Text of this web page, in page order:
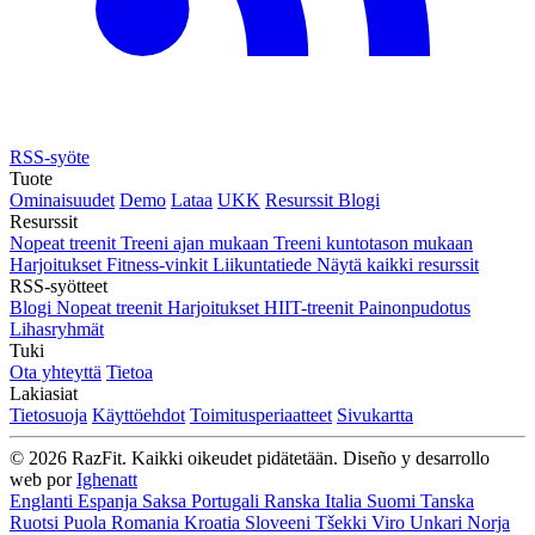
RSS-syöte
Tuote
Ominaisuudet Demo Lataa UKK Resurssit Blogi
Resurssit
Nopeat treenit Treeni ajan mukaan Treeni kuntotason mukaan
Harjoitukset Fitness-vinkit Liikuntatiede Näytä kaikki resurssit
RSS-syötteet
Blogi Nopeat treenit Harjoitukset HIIT-treenit Painonpudotus
Lihasryhmät
Tuki
Ota yhteyttä Tietoa
Lakiasiat
Tietosuoja Käyttöehdot Toimitusperiaatteet Sivukartta
© 2026 RazFit. Kaikki oikeudet pidätetään. Diseño y desarrollo
web porIghenatt
Englanti Espanja Saksa Portugali Ranska Italia Suomi Tanska
Ruotsi Puola Romania Kroatia Sloveeni Tšekki Viro Unkari Norja